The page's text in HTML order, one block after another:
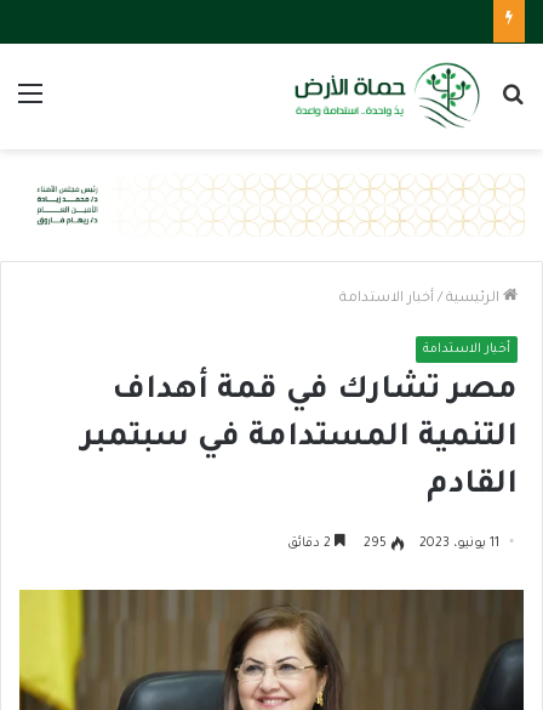
بحث
الرئيسية / أخبار الاستدامة
أخبار الاستدامة
مصر تشارك في قمة أهداف
التنمية المستدامة في سبتمبر
القادم
11 يونيو، 2023 295